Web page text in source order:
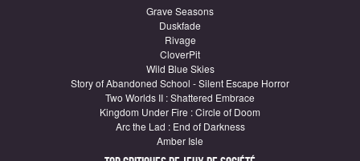
Grave Seasons
Duskfade
Rivage
CloverPit
Wild Blue Skies
Story of Abandoned School - Silent Escape Horror
Two Worlds II : Shattered Embrace
Kingdom Under Fire : Circle of Doom
Arc the Lad : End of Darkness
Amber Isle